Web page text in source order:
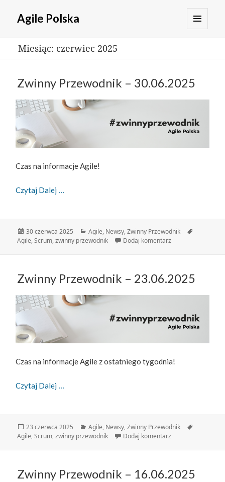
Agile Polska
Miesiąc: czerwiec 2025
Zwinny Przewodnik – 30.06.2025
Czas na informacje Agile!
Czytaj Dalej
Data
publikacji
30 czerwca 2025 Kategorie
Agile, Newsy,Zwinny Przewodnik
Agile,Scrum,zwinny przewodnik Dodaj komentarz
Zwinny Przewodnik – 23.06.2025
Czas na informacje Agile z ostatniego tygodnia!
Czytaj Dalej
Data
publikacji
23 czerwca 2025 Kategorie
Agile, Newsy,Zwinny Przewodnik
Agile,Scrum,zwinny przewodnik Dodaj komentarz
Zwinny Przewodnik – 16.06.2025